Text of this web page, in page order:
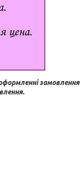
замовлення